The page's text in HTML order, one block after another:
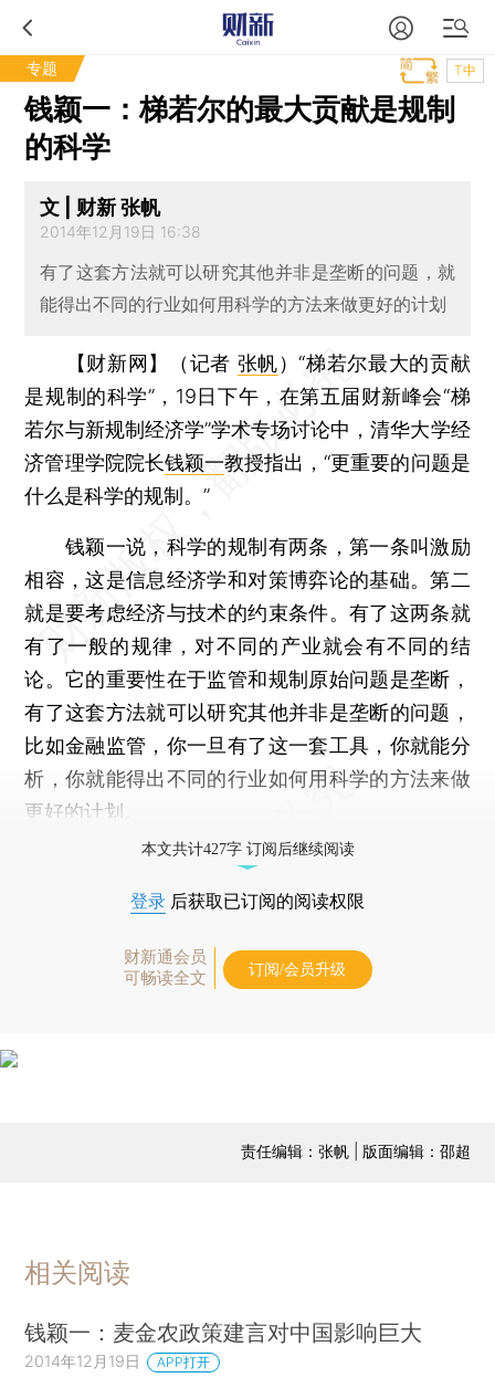
专题 T中
钱颖一：梯若尔的最大贡献是规制
的科学
文 | 财新 张帆
2014年12月19日 16:38
有了这套方法就可以研究其他并非是垄断的问题，就
能得出不同的行业如何用科学的方法来做更好的计划
【财新网】（记者 张帆）“梯若尔最大的贡献
是规制的科学”，19日下午，在第五届财新峰会“梯
若尔与新规制经济学”学术专场讨论中，清华大学经
济管理学院院长钱颖一教授指出，“更重要的问题是
什么是科学的规制。”
钱颖一说，科学的规制有两条，第一条叫激励
相容，这是信息经济学和对策博弈论的基础。第二
就是要考虑经济与技术的约束条件。有了这两条就
有了一般的规律，对不同的产业就会有不同的结
论。它的重要性在于监管和规制原始问题是垄断，
有了这套方法就可以研究其他并非是垄断的问题，
比如金融监管，你一旦有了这一套工具，你就能分
析，你就能得出不同的行业如何用科学的方法来做
更好的计划。
本文共计427字 订阅后继续阅读
登录 后获取已订阅的阅读权限
财新通会员
可畅读全文
订阅/会员升级
责任编辑：张帆 | 版面编辑：邵超
相关阅读
钱颖一：麦金农政策建言对中国影响巨大
2014年12月19日 APP打开